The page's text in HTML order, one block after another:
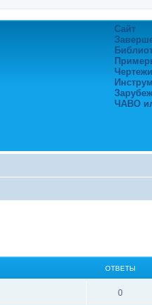
Сайт
ЧАВО
ОТВЕТЫ
0